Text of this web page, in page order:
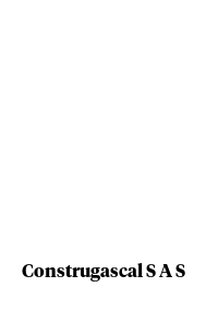
Construgascal S A S